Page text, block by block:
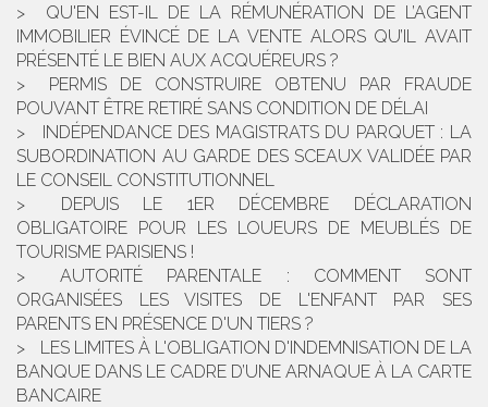
QU'EN EST-IL DE LA RÉMUNÉRATION DE L’AGENT
IMMOBILIER ÉVINCÉ DE LA VENTE ALORS QU’IL AVAIT
PRÉSENTÉ LE BIEN AUX ACQUÉREURS ?
PERMIS DE CONSTRUIRE OBTENU PAR FRAUDE
POUVANT ÊTRE RETIRÉ SANS CONDITION DE DÉLAI
INDÉPENDANCE DES MAGISTRATS DU PARQUET : LA
SUBORDINATION AU GARDE DES SCEAUX VALIDÉE PAR
LE CONSEIL CONSTITUTIONNEL
DEPUIS LE 1ER DÉCEMBRE DÉCLARATION
OBLIGATOIRE POUR LES LOUEURS DE MEUBLÉS DE
TOURISME PARISIENS !
AUTORITÉ PARENTALE : COMMENT SONT
ORGANISÉES LES VISITES DE L'ENFANT PAR SES
PARENTS EN PRÉSENCE D'UN TIERS ?
LES LIMITES À L'OBLIGATION D'INDEMNISATION DE LA
BANQUE DANS LE CADRE D’UNE ARNAQUE À LA CARTE
BANCAIRE